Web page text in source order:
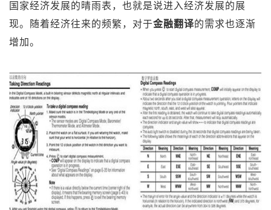
国家经济发展的晴雨表，也就是说进入经济发展的展
现。随着经济往来的频繁，对于金融翻译的需求也逐渐
增加。